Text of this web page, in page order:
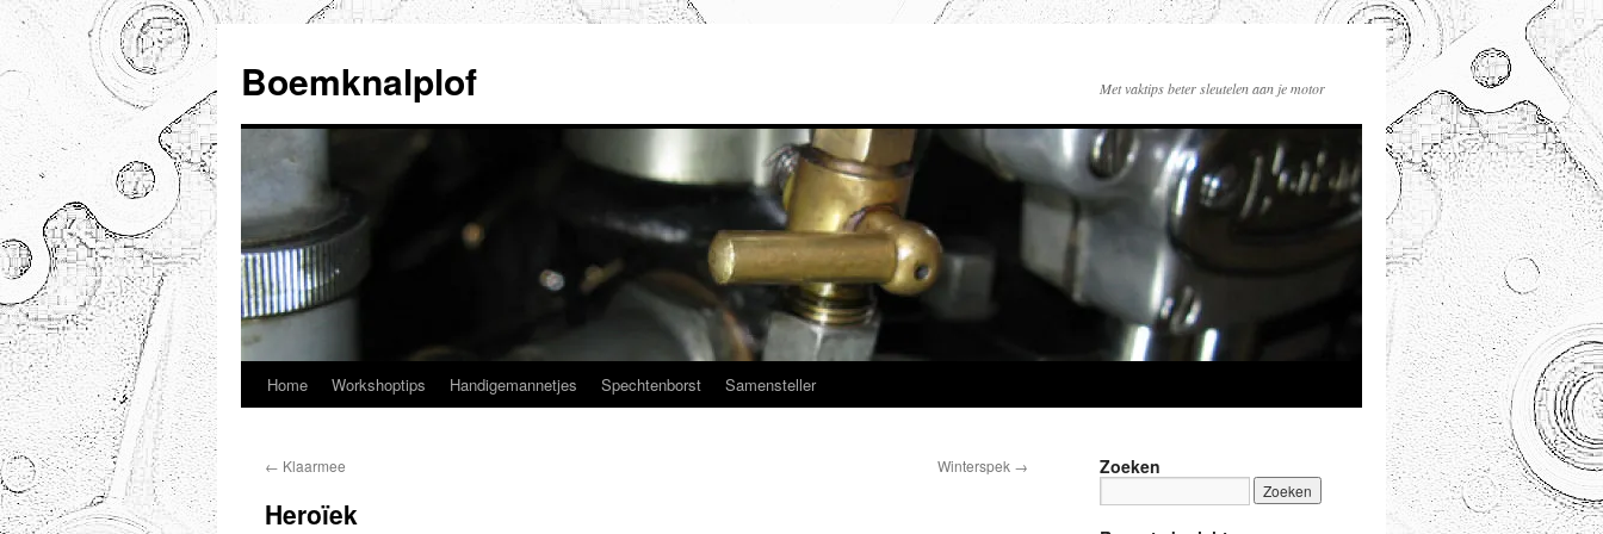
de
inhoud
Boemknalplof Met vaktips beter sleutelen aan je motor
Home Workshoptips Handigemannetjes Spechtenborst Samensteller
← Klaarmee Winterspek →
Heroïek
Zoeken